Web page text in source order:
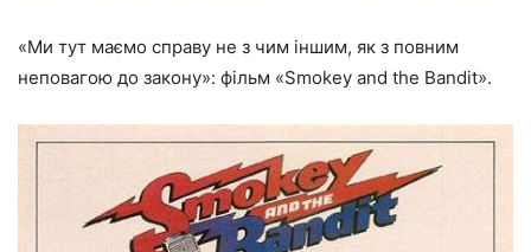
«Ми тут маємо справу не з чим іншим, як з повним
неповагою до закону»: фільм «Smokey and the Bandit».